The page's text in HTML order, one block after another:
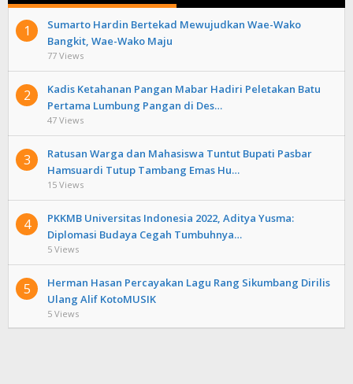
1
Sumarto Hardin Bertekad Mewujudkan Wae-Wako
Bangkit, Wae-Wako Maju
77 Views
2
Kadis Ketahanan Pangan Mabar Hadiri Peletakan Batu
Pertama Lumbung Pangan di Des…
47 Views
3
Ratusan Warga dan Mahasiswa Tuntut Bupati Pasbar
Hamsuardi Tutup Tambang Emas Hu…
15 Views
4
PKKMB Universitas Indonesia 2022, Aditya Yusma:
Diplomasi Budaya Cegah Tumbuhnya…
5 Views
5
Herman Hasan Percayakan Lagu Rang Sikumbang Dirilis
Ulang Alif KotoMUSIK
5 Views